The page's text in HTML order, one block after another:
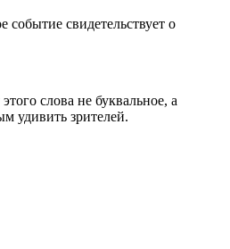
свидетельствует о
слова не буквальное, а
удивить зрителей.